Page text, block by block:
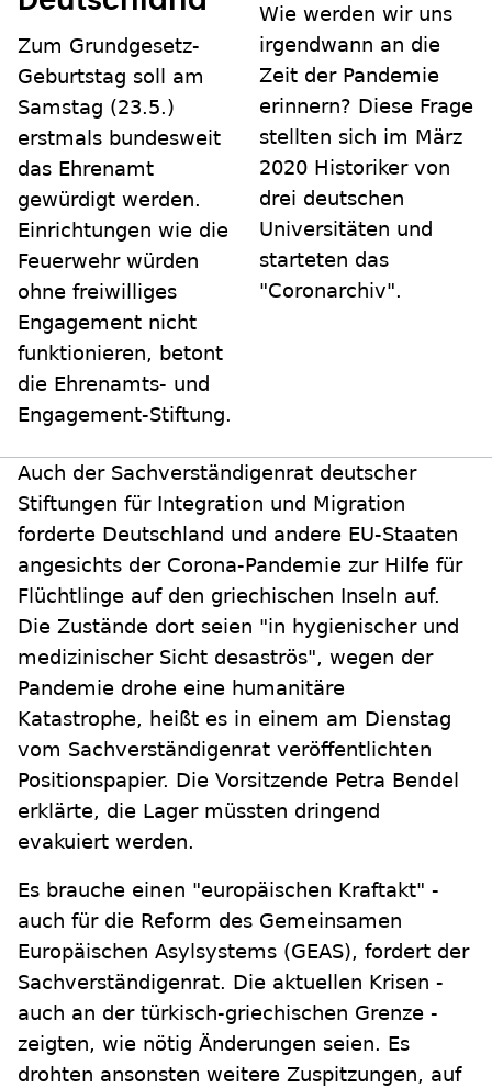
Zum Grundgesetz-
Geburtstag soll am
Samstag (23.5.)
erstmals bundesweit
das Ehrenamt
gewürdigt werden.
Einrichtungen wie die
Feuerwehr würden
ohne freiwilliges
Engagement nicht
funktionieren, betont
die Ehrenamts- und
Engagement-Stiftung.
Wie werden wir uns
irgendwann an die
Zeit der Pandemie
erinnern? Diese Frage
stellten sich im März
2020 Historiker von
drei deutschen
Universitäten und
starteten das
"Coronarchiv".
Auch der Sachverständigenrat deutscher
Stiftungen für Integration und Migration
forderte Deutschland und andere EU-Staaten
angesichts der Corona-Pandemie zur Hilfe für
Flüchtlinge auf den griechischen Inseln auf.
Die Zustände dort seien "in hygienischer und
medizinischer Sicht desaströs", wegen der
Pandemie drohe eine humanitäre
Katastrophe, heißt es in einem am Dienstag
vom Sachverständigenrat veröffentlichten
Positionspapier. Die Vorsitzende Petra Bendel
erklärte, die Lager müssten dringend
evakuiert werden.
Es brauche einen "europäischen Kraftakt" -
auch für die Reform des Gemeinsamen
Europäischen Asylsystems (GEAS), fordert der
Sachverständigenrat. Die aktuellen Krisen -
auch an der türkisch-griechischen Grenze -
zeigten, wie nötig Änderungen seien. Es
drohten ansonsten weitere Zuspitzungen, auf